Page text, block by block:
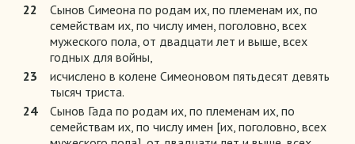
22
Сынов Симеона по родам их, по племенам их, по
семействам их, по числу имен, поголовно, всех
мужеского пола, от двадцати лет и выше, всех
годных для войны,
23
исчислено в колене Симеоновом пятьдесят девять
тысяч триста.
24
Сынов Гада по родам их, по племенам их, по
семействам их, по числу имен [их, поголовно, всех